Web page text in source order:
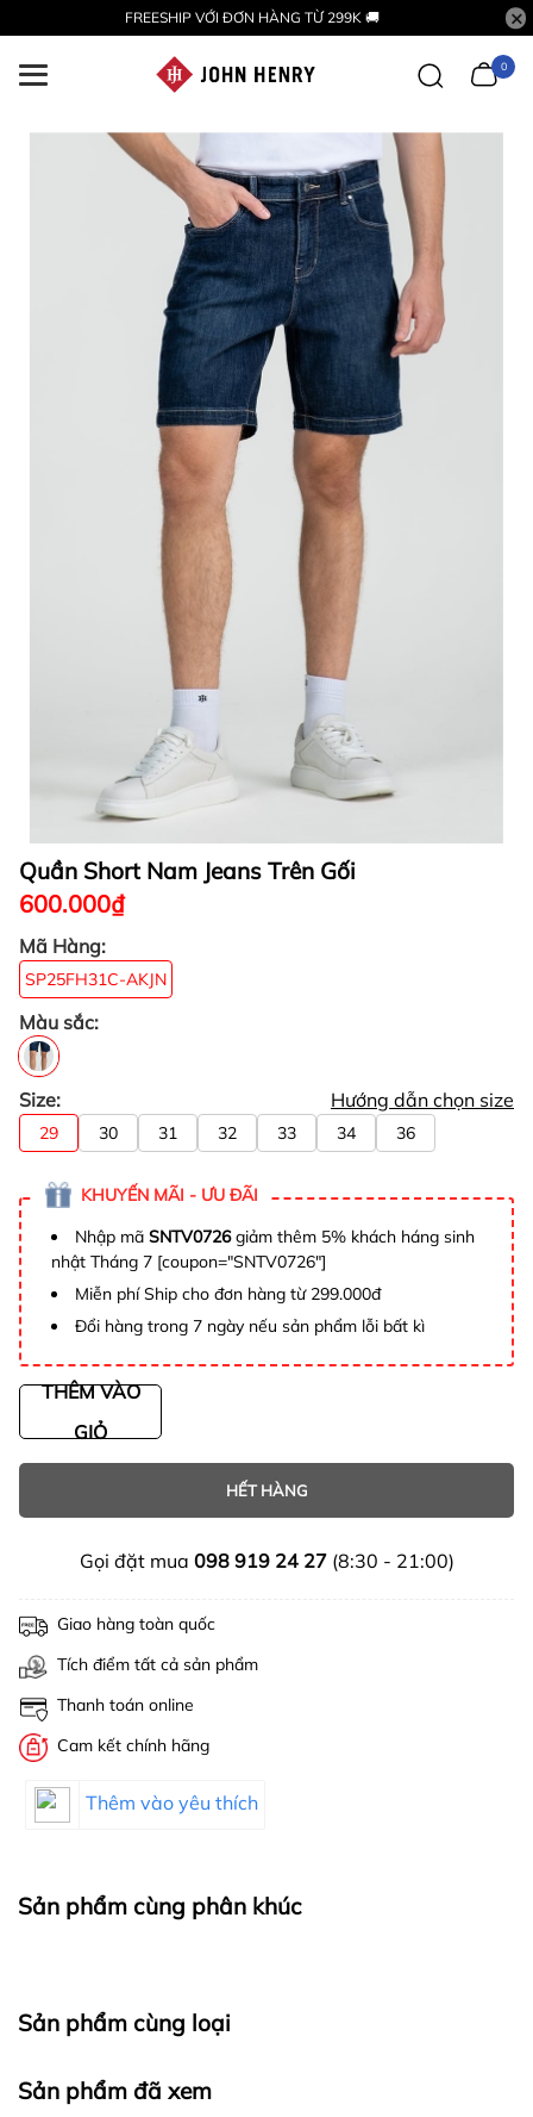
FREESHIP VỚI ĐƠN HÀNG TỪ 299K 🚚
0
Quần Short Nam Jeans Trên Gối
600.000₫
Mã Hàng:
SP25FH31C-AKJN
Màu sắc:
Size: Hướng dẫn chọn size
29 30 31 32 33 34 36
KHUYẾN MÃI - ƯU ĐÃI
Nhập mã SNTV0726giảm thêm 5% khách háng sinh
nhật Tháng 7 [coupon="SNTV0726"]
Miễn phí Ship cho đơn hàng từ 299.000đ
Đổi hàng trong 7 ngày nếu sản phẩm lỗi bất kì
THÊM VÀO
GIỎ
HẾT HÀNG
Gọi đặt mua 098 919 24 27(8:30 - 21:00)
Giao hàng toàn quốc
Tích điểm tất cả sản phẩm
Thanh toán online
Cam kết chính hãng
Thêm vào yêu thích
Sản phẩm cùng phân khúc
Sản phẩm cùng loại
Sản phẩm đã xem